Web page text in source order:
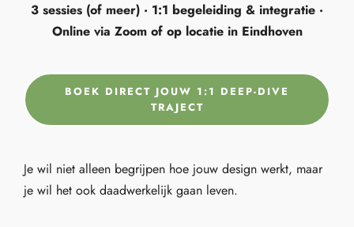
3 sessies (of meer) · 1:1 begeleiding & integratie ·
Online via Zoom of op locatie in Eindhoven
BOEK DIRECT JOUW 1:1 DEEP-DIVE
TRAJECT
Je wil niet alleen begrijpen hoe jouw design werkt, maar
je wil het ook daadwerkelijk gaan leven.